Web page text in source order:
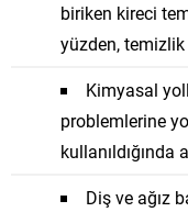
biriken kireci
yüzden, temizlik
Kimyasal
problemlerine
kullanıldığında
Diş ve ağız